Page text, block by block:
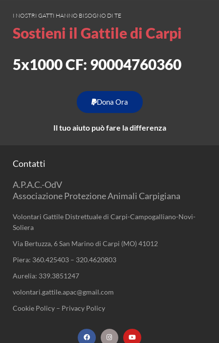
I NOSTRI GATTI HANNO BISOGNO DI TE
Sostieni il Gattile di Carpi
5x1000 CF: 90004760360
Dona Ora
Il tuo aiuto può fare la differenza
Contatti
A.P.A.C.-OdV
Associazione Protezione Animali Carpigiana
Volontari Gattile Distrettuale di Carpi-Campogalliano-Novi-
Soliera
Via Bertuzza, 6 San Marino di Carpi (MO) 41012
Piera: 360.425403 – 320.4620803
Aurelia: 339.3851247
volontari.gattile.apac@gmail.com
Cookie Policy – Privacy Policy
F
a
I
n
Y
o